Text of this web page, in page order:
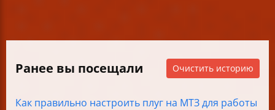
Ранее вы посещали Очистить историю
Как правильно настроить плуг на МТЗ для работы